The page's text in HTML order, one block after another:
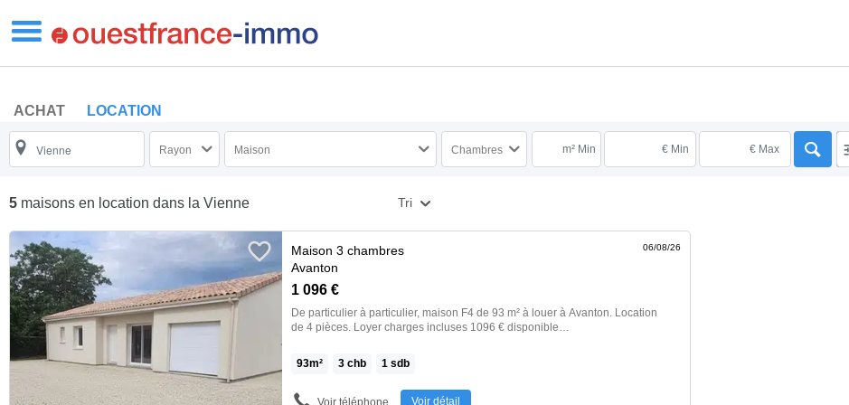
ACHAT LOCATION
Rayon Maison Chambres m² Min € Min € Max
5 maisons en location dans la Vienne Tri
1 096 €
Maison 3 chambres
Avanton
De particulier à particulier, maison F4 de 93 m² à louer à Avanton. Location
de 4 pièces. Loyer charges incluses 1096 € disponible
séjour- Jardin- Plain-pied- Proximité commerce- Accès à mobilité réduiteCe
propriétaire utilise LocService pour sélectionner ses futurs locataires. Pour
locations conformes à votre recherche, il suffit de vous inscrire sur
93m² 3 chb 1 sdb
06/08/26
Voir téléphone Voir détail